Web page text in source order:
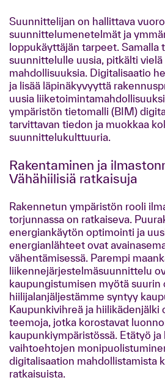
Suunnittelijan on hallittava
suunnittelumenetelmät ja
loppukäyttäjän tarpeet. Samalla
suunnittelulle uusia, pitkälti
mahdollisuuksia. Digitalisaatio
ja lisää läpinäkyvyyttä
uusia
ympäristön tietomalli (BIM)
tarvittavan tiedon ja muokkaa
suunnittelukulttuuria.
Rakentaminen ja ilmastonmuutos:
Vähähiilisiä ratkaisuja
Rakennetun ympäristön rooli
torjunnassa on ratkaiseva.
energiankäytön optimointi ja
energianlähteet ovat
vähentämisessä. Parempi
liikennejärjestelmäsuunnittelu
kaupungistumisen myötä suurin
hiilijalanjäljestämme syntyy
Kaupunkivihreä ja hiilikädenjälki
teemoja, jotka korostavat
kaupunkiympäristössä. Etätyö ja
vaihtoehtojen
digitalisaation mahdollistamista
ratkaisuista.